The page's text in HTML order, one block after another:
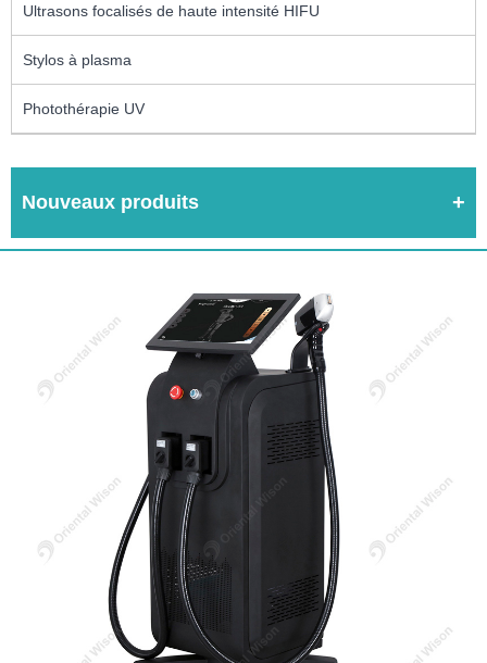
Ultrasons focalisés de haute intensité HIFU
Stylos à plasma
Photothérapie UV
Nouveaux produits